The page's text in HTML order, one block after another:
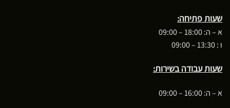
שעות פתיחה:
א – ה: 18:00 – 09:00
ו : 13:30 – 09:00
שעות עבודה בשירות:
א – ה: 16:00 – 09:00